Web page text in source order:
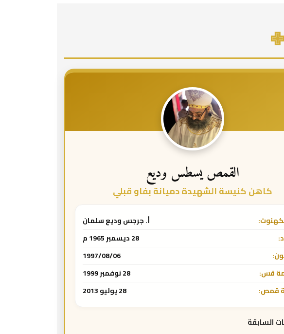
✙
القمص يسطس وديع
كاهن كنيسة الشهيدة دميانة بفاو قبلي
أ. جرجس وديع سلمان
28 ديسمبر 1965 م
1997/08/06
قس:
28 نوفمبر 1999
قمص:
28 يوليو 2013
السابقة